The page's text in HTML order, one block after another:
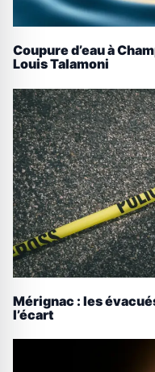
Coupure d’eau à
Louis Talamoni
Mérignac : les
l’écart